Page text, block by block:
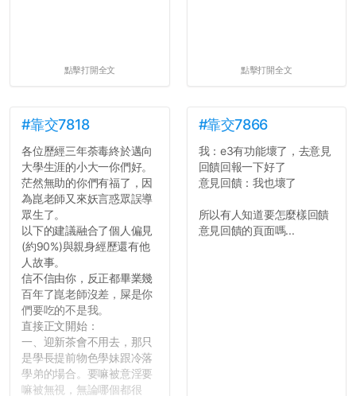
點擊打開全文 點擊打開全文
#靠交7818
各位歷經三年荼毒終於邁向
大學生涯的小大一你們好。
茫然無助的你們有福了，因
為崑老師又來妖言惑眾誤導
眾生了。
以下的建議融合了個人偏見
(約90%)與親身經歷還有他
人故事。
信不信由你，反正都畢業幾
百年了崑老師沒差，屎是你
們要吃的不是我。
直接正文開始：
一、迎新茶會不用去，那只
是學長提前物色學妹跟冷落
學弟的場合。要嘛被意淫要
嘛被無視，無論哪個都很
#靠交7866
我：e3有功能壞了，去意見
回饋回報一下好了
意見回饋：我也壞了
所以有人知道要怎麼樣回饋
意見回饋的頁面嗎...